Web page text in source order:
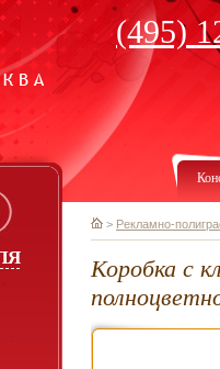
(495)
> Рекламно-
Коробка с